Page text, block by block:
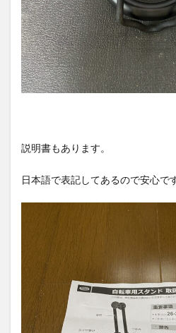
説明書もあります。
日本語で表記してあるので安心です